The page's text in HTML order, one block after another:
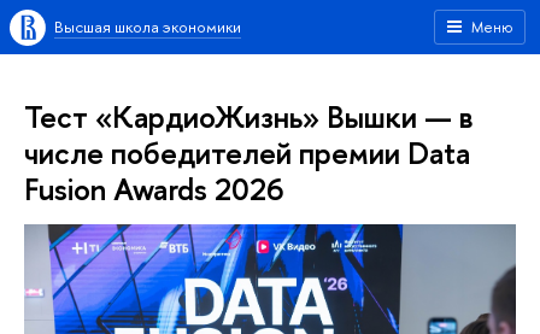
Меню
Высшая школа экономики
Тест «КардиоЖизнь» Вышки — в
числе победителей премии Data
Fusion Awards 2026